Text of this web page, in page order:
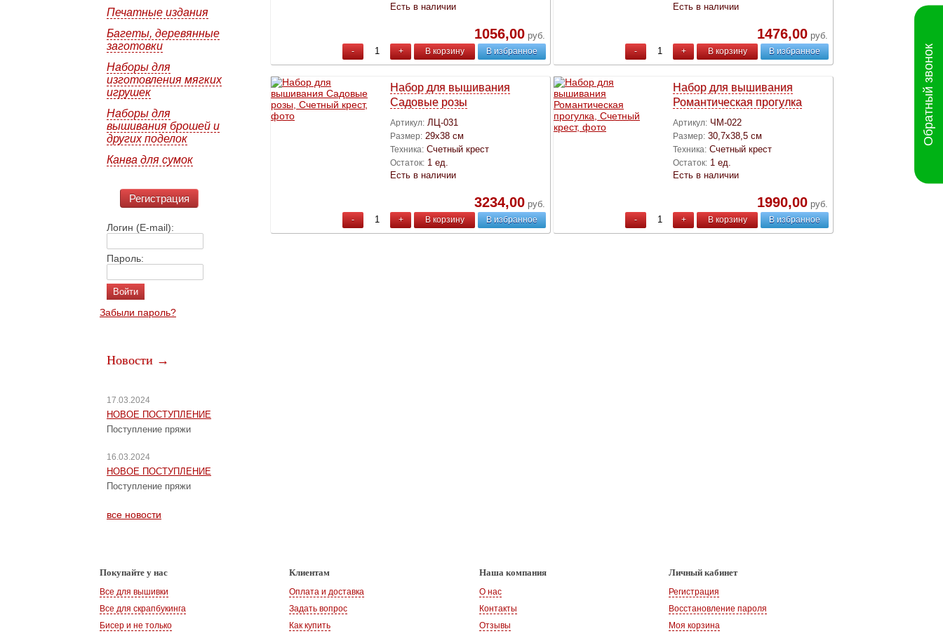
Печатные издания
Багеты, деревянные
заготовки
Наборы для
изготовления мягких
игрушек
Наборы для
вышивания брошей и
других поделок
Канва для сумок
Регистрация
Логин (E-mail):
Пароль:
Забыли пароль?
Новости →
17.03.2024
НОВОЕ ПОСТУПЛЕНИЕ
Поступление пряжи
16.03.2024
НОВОЕ ПОСТУПЛЕНИЕ
Поступление пряжи
все новости
Есть в наличии
1056,00 руб.
- + В корзину В избранное
Есть в наличии
1476,00 руб.
- + В корзину В избранное
Набор для вышивания
Садовые розы
Артикул: ЛЦ-031
Размер: 29х38 см
Техника: Счетный крест
Остаток: 1 ед.
Есть в наличии
3234,00 руб.
- + В корзину В избранное
Набор для вышивания
Романтическая прогулка
Артикул: ЧМ-022
Размер: 30,7х38,5 см
Техника: Счетный крест
Остаток: 1 ед.
Есть в наличии
1990,00 руб.
- + В корзину В избранное
Покупайте у нас
Все для вышивки
Все для скрапбукинга
Бисер и не только
Клиентам
Оплата и доставка
Задать вопрос
Как купить
Наша компания
О нас
Контакты
Отзывы
Личный кабинет
Регистрация
Восстановление пароля
Моя корзина
Обратный звонок